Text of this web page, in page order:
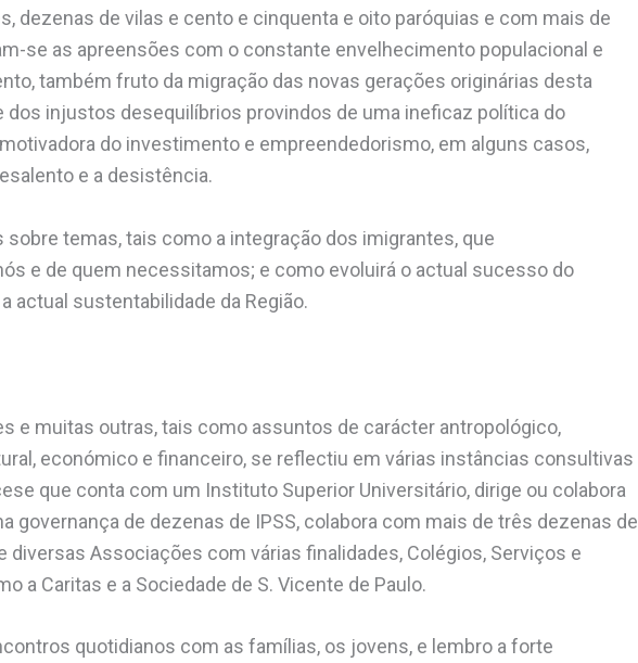
dezenas de vilas e cento e cinquenta e oito paróquias e com mais de
se as apreensões com o constante envelhecimento populacional e
também fruto da migração das novas gerações originárias desta
dos injustos desequilíbrios provindos de uma ineficaz política do
do investimento e empreendedorismo, em alguns casos,
e a desistência.
temas, tais como a integração dos imigrantes, que
e de quem necessitamos; e como evoluirá o actual sucesso do
actual sustentabilidade da Região.
e muitas outras, tais como assuntos de carácter antropológico,
económico e financeiro, se reflectiu em várias instâncias consultivas
que conta com um Instituto Superior Universitário, dirige ou colabora
governança de dezenas de IPSS, colabora com mais de três dezenas de
diversas Associações com várias finalidades, Colégios, Serviços e
a Caritas e a Sociedade de S. Vicente de Paulo.
quotidianos com as famílias, os jovens, e lembro a forte